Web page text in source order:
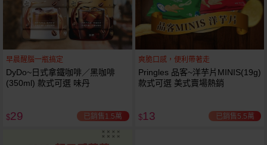
早晨醒腦一瓶搞定
DyDo~日式拿鐵咖啡／黑咖啡
(350ml) 款式可選 味丹
$29 已銷售1.5萬
爽脆口感，便利帶著走
Pringles 品客~洋芋片MINIS(19g)
款式可選 美式賣場熱銷
$13 已銷售5.5萬